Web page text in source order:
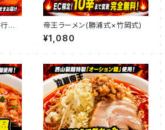
列
メ
ま
帝王ラーメン(勝浦式×竹岡式)
¥1,080